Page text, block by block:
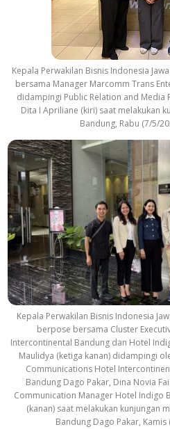
Kepala Perwakilan Bisnis Indonesia
bersama Manager Marcomm Trans
didampingi Public Relation and Media
Dita I Apriliane (kiri) saat melakukan
Bandung, Rabu (7/5/
Kepala Perwakilan Bisnis Indonesia
berpose bersama Cluster
Intercontinental Bandung dan Hotel
Maulidya (ketiga kanan) didampingi
Communications Hotel
Bandung Dago Pakar, Dina Novia
Communication Manager Hotel Indigo
(kanan) saat melakukan kunjungan
Bandung Dago Pakar,